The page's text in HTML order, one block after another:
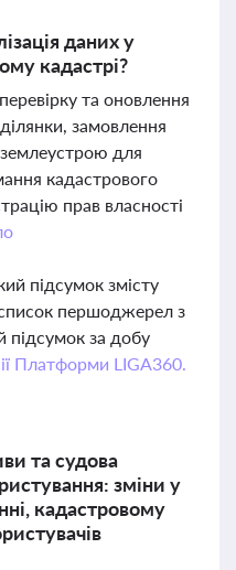
даних у
кадастрі?
та оновлення
замовлення
землеустрою для
кадастрового
прав власності
підсумок змісту
першоджерел з
за добу
Платформи LIGA360.
та судова
зміни у
кадастровому